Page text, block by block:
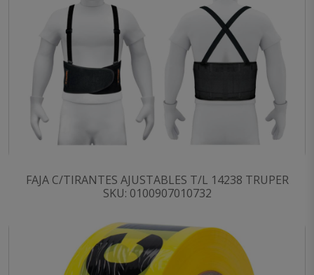
FAJA C/TIRANTES AJUSTABLES T/L 14238 TRUPER
SKU: 0100907010732